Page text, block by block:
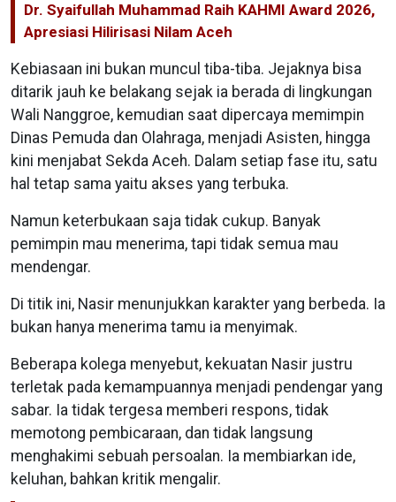
Dr. Syaifullah Muhammad Raih KAHMI Award 2026,
Apresiasi Hilirisasi Nilam Aceh
Kebiasaan ini bukan muncul tiba-tiba. Jejaknya bisa
ditarik jauh ke belakang sejak ia berada di lingkungan
Wali Nanggroe, kemudian saat dipercaya memimpin
Dinas Pemuda dan Olahraga, menjadi Asisten, hingga
kini menjabat Sekda Aceh. Dalam setiap fase itu, satu
hal tetap sama yaitu akses yang terbuka.
Namun keterbukaan saja tidak cukup. Banyak
pemimpin mau menerima, tapi tidak semua mau
mendengar.
Di titik ini, Nasir menunjukkan karakter yang berbeda. Ia
bukan hanya menerima tamu ia menyimak.
Beberapa kolega menyebut, kekuatan Nasir justru
terletak pada kemampuannya menjadi pendengar yang
sabar. Ia tidak tergesa memberi respons, tidak
memotong pembicaraan, dan tidak langsung
menghakimi sebuah persoalan. Ia membiarkan ide,
keluhan, bahkan kritik mengalir.